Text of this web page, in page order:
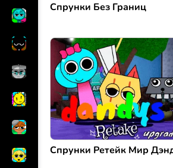
Спрунки Без Границ
Спрунки Ретейк Мир